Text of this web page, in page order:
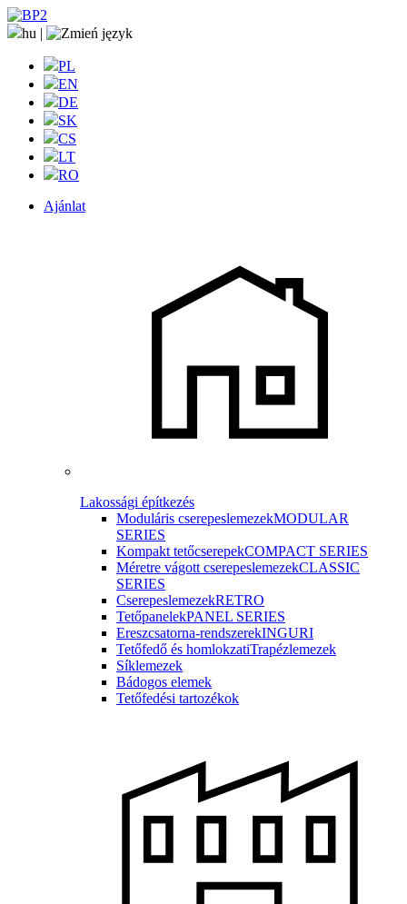
hu |
PL
EN
DE
SK
CS
LT
RO
Ajánlat
Lakossági építkezés
Moduláris cserepeslemezekMODULAR
SERIES
Kompakt tetőcserepekCOMPACT SERIES
Méretre vágott cserepeslemezekCLASSIC
SERIES
CserepeslemezekRETRO
TetőpanelekPANEL SERIES
Ereszcsatorna-rendszerekINGURI
Tetőfedő és homlokzatiTrapézlemezek
Síklemezek
Bádogos elemek
Tetőfedési tartozékok